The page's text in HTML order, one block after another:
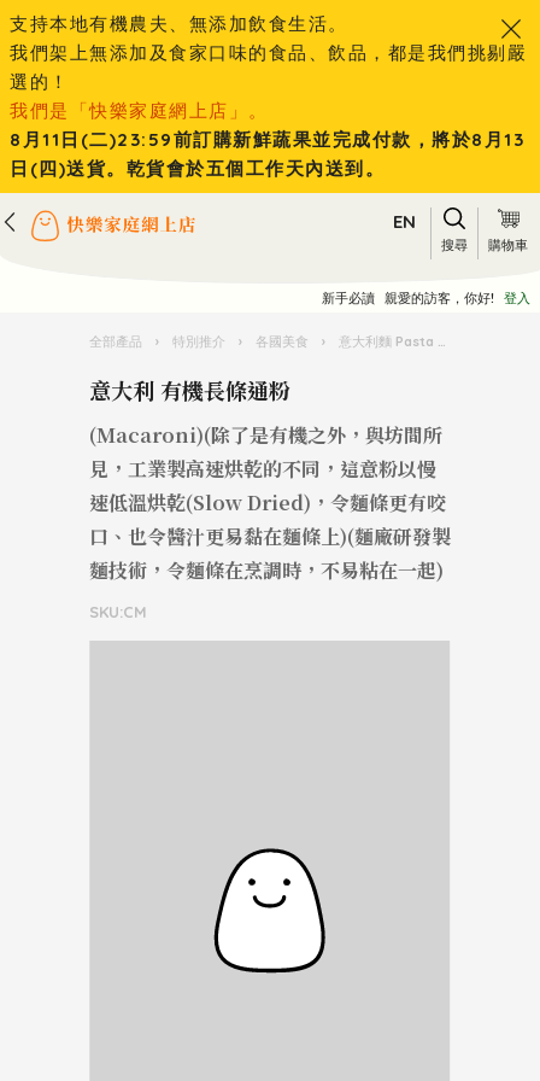
支持本地有機農夫、無添加飲食生活。
我們架上無添加及食家口味的食品、飲品，都是我們挑剔嚴
選的！
我們是「快樂家庭網上店」。
8月11日(二)23:59前訂購新鮮蔬果並完成付款，將於8月13
日(四)送貨。乾貨會於五個工作天內送到。
EN
搜尋 購物車
新手必讀 親愛的訪客，你好! 登入
全部產品 › 特別推介 › 各國美食 › 意大利麵 Pasta 王國
意大利 有機長條通粉
(Macaroni)(除了是有機之外，與坊間所
見，工業製高速烘乾的不同，這意粉以慢
速低溫烘乾(Slow Dried)，令麵條更有咬
口、也令醬汁更易黏在麵條上)(麵廠研發製
麵技術，令麵條在烹調時，不易粘在一起)
SKU:CM